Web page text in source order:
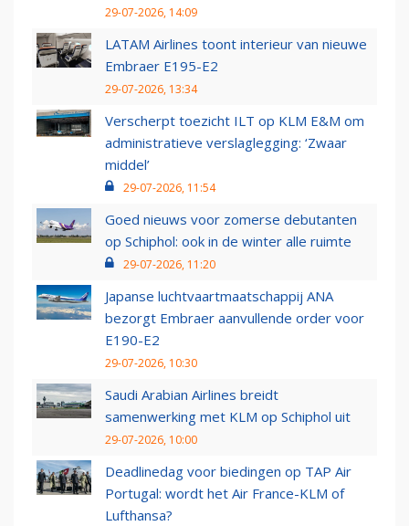
29-07-2026, 14:09
LATAM Airlines toont interieur van nieuwe
Embraer E195-E2
29-07-2026, 13:34
Verscherpt toezicht ILT op KLM E&M om
administratieve verslaglegging: ‘Zwaar
middel’
29-07-2026, 11:54
Goed nieuws voor zomerse debutanten
op Schiphol: ook in de winter alle ruimte
29-07-2026, 11:20
Japanse luchtvaartmaatschappij ANA
bezorgt Embraer aanvullende order voor
E190-E2
29-07-2026, 10:30
Saudi Arabian Airlines breidt
samenwerking met KLM op Schiphol uit
29-07-2026, 10:00
Deadlinedag voor biedingen op TAP Air
Portugal: wordt het Air France-KLM of
Lufthansa?